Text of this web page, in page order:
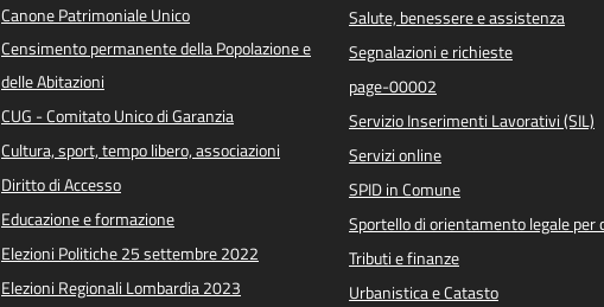
Canone Patrimoniale Unico
Censimento permanente della Popolazione e
delle Abitazioni
CUG - Comitato Unico di Garanzia
Cultura, sport, tempo libero, associazioni
Diritto di Accesso
Educazione e formazione
Elezioni Politiche 25 settembre 2022
Elezioni Regionali Lombardia 2023
Salute, benessere e assistenza
Segnalazioni e richieste
page-00002
Servizio Inserimenti Lavorativi (SIL)
Servizi online
SPID in Comune
Sportello di orientamento legale per
Tributi e finanze
Urbanistica e Catasto